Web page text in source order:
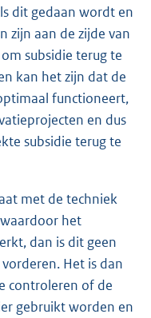
dit gedaan wordt en
zijn aan de zijde van
subsidie terug te
kan het zijn dat de
functioneert,
en dus
subsidie terug te
met de techniek
het
dan is dit geen
Het is dan
controleren of de
gebruikt worden en